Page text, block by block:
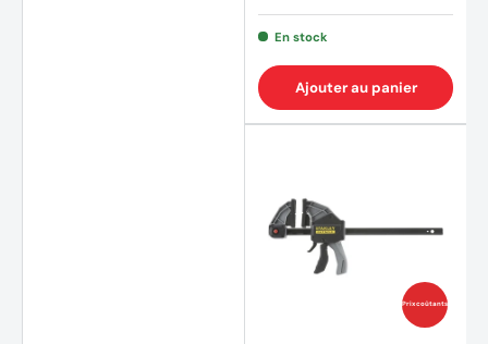
En stock
Ajouter au panier
Prix coûtants